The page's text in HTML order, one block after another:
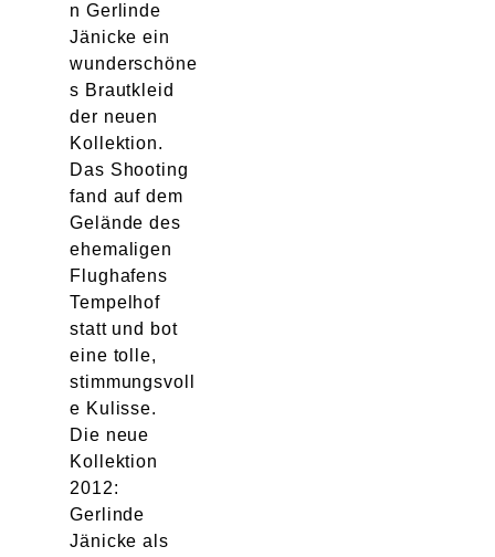
n Gerlinde
Jänicke ein
wunderschöne
s Brautkleid
der neuen
Kollektion.
Das Shooting
fand auf dem
Gelände des
ehemaligen
Flughafens
Tempelhof
statt und bot
eine tolle,
stimmungsvoll
e Kulisse.
Die neue
Kollektion
2012:
Gerlinde
Jänicke als